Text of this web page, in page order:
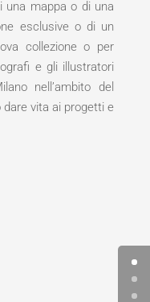
una mappa o di una
esclusive o di un
collezione o per
e gli illustratori
nell’ambito del
vita ai progetti e